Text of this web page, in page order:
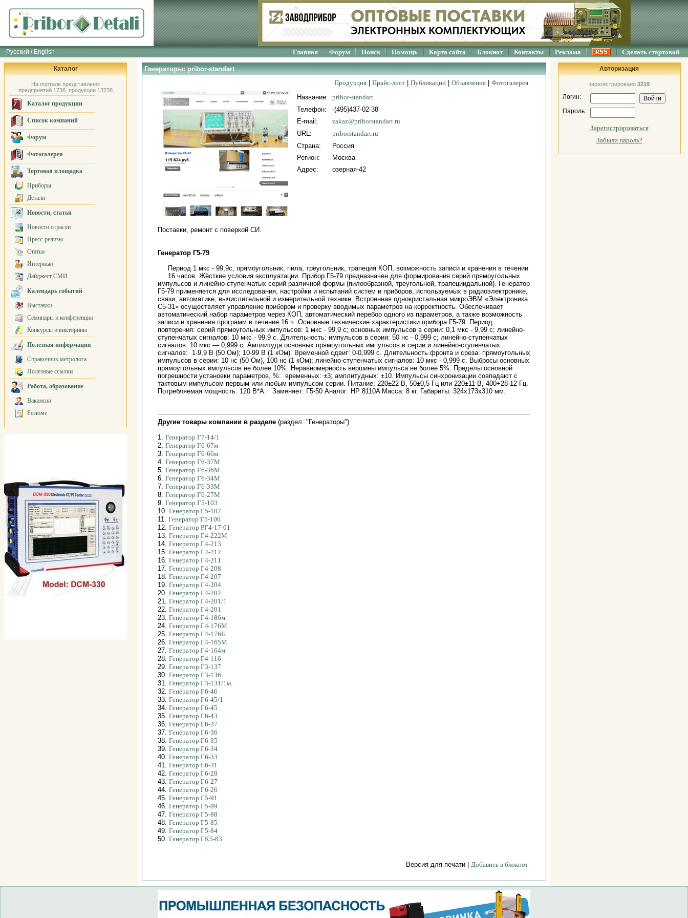
Русский / English Главная Форум Поиск Помощь Карта сайта Блокнот Контакты Реклама Сделать стартовой
Каталог
На портале представлено:
предприятий 1738, продукции 13738
Каталог продукции
Список компаний
Форум
Фотогалерея
Торговая площадка
Приборы
Детали
Новости, статьи
Новости отрасли
Пресс-релизы
Статьи
Интервью
Дайджест СМИ
Календарь событий
Выставки
Семинары и конференции
Конкурсы и викторины
Полезная информация
Справочник метролога
Полезные ссылки
Работа, образование
Вакансии
Резюме
Генераторы: pribor-standart
Продукция
Прайс-лист Публикации Объявления
Фотогалерея
Название: pribor-standart
Телефон:
-(495)437-02-38
E-mail:
zakaz@priborstandart.ru
URL:
priborstandart.ru
Страна:
Россия
Регион:
Москва
Адрес:
озерная-42
Поставки, ремонт с поверкой СИ.
Генератор Г5-79
Период 1 мкс - 99,9с, прямоугольник, пила, треугольник, трапеция КОП, возможность записи и хранения в течении
16 часов. Жёсткие условия эксплуатации. Прибор Г5-79 предназначен для формирования серий прямоугольных
импульсов и линейно-ступенчатых серий различной формы (пилообразной, треугольной, трапециидальной). Генератор
Г5-79 применяется для исследования, настройки и испытаний систем и приборов, используемых в радиоэлектронике,
связи, автоматике, вычислительной и измерительной технике. Встроенная однокристальная микроЭВМ «Электроника
С5-31» осуществляет управление прибором и проверку вводимых параметров на корректность. Обеспечивает
автоматический набор параметров через КОП, автоматический перебор одного из параметров, а также возможность
записи и хранения программ в течение 16 ч. Основные технические характеристики прибора Г5-79: Период
повторения: серий прямоугольных импульсов: 1 мкс - 99,9 с; основных импульсов в серии: 0,1 мкс - 9,99 с; линейно-
ступенчатых сигналов: 10 мкс - 99,9 с. Длительность: импульсов в серии: 50 нс - 0,999 с; линейно-ступенчатых
сигналов: 10 мкс — 0,999 с. Амплитуда основных прямоугольных импульсов в серии и линейно-ступенчатых
сигналов: 1-9,9 В (50 Ом); 10-99 В (1 кОм). Временной сдвиг: 0-0,999 с. Длительность фронта и среза: прямоугольных
импульсов в серии: 10 нс (50 Ом), 100 нс (1 кОм); линейно-ступенчатых сигналов: 10 мкс - 0,999 с. Выбросы основных
прямоугольных импульсов не более 10%. Неравномерность вершины импульса не более 5%. Пределы основной
погрешности установки параметров, %: временных: ±3; амплитудных: ±10. Импульсы синхронизации совпадают с
тактовым импульсом первым или любым импульсом серии. Питание: 220±22 В, 50±0,5 Гц или 220±11 В, 400+28-12 Гц.
Потребляемая мощность: 120 В*А. Заменяет: Г5-50 Аналог: HP 8110A Масса: 8 кг. Габариты: 324х173х310 мм.
Другие товары компании в разделе (раздел: "Генераторы")
1. Генератор Г7-14/1
2. Генератор Г6-67м
3. Генератор Г6-66м
4. Генератор Г6-37М
5. Генератор Г6-36М
6. Генератор Г6-34М
7. Генератор Г6-33М
8. Генератор Г6-27М
9. Генератор Г5-103
10. Генератор Г5-102
11. Генератор Г5-100
12. Генератор РГ4-17-01
13. Генератор Г4-222М
14. Генератор Г4-213
15. Генератор Г4-212
16. Генератор Г4-211
17. Генератор Г4-208
18. Генератор Г4-207
19. Генератор Г4-204
20. Генератор Г4-202
21. Генератор Г4-201/1
22. Генератор Г4-201
23. Генератор Г4-186м
24. Генератор Г4-176М
25. Генератор Г4-176Б
26. Генератор Г4-165М
27. Генератор Г4-164м
28. Генератор Г4-116
29. Генератор Г3-137
30. Генератор Г3-136
31. Генератор Г3-131/1м
32. Генератор Г6-46
33. Генератор Г6-45/1
34. Генератор Г6-45
35. Генератор Г6-43
36. Генератор Г6-37
37. Генератор Г6-36
38. Генератор Г6-35
39. Генератор Г6-34
40. Генератор Г6-33
41. Генератор Г6-31
42. Генератор Г6-28
43. Генератор Г6-27
44. Генератор Г6-26
45. Генератор Г5-91
46. Генератор Г5-89
47. Генератор Г5-88
48. Генератор Г5-85
49. Генератор Г5-84
50. Генератор ГК5-83
Версия для печати | Добавить в блокнот
Авторизация
зарегистрировано 3219
Логин:
Пароль:
Зарегистрироваться
Забыли пароль?